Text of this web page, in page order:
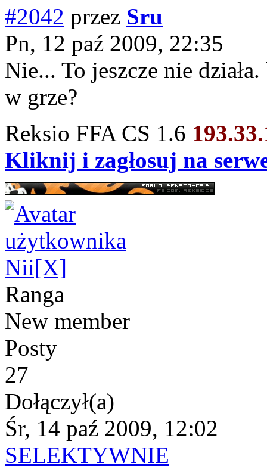
#2042 przez Sru
Pn, 12 paź 2009, 22:35
Nie... To jeszcze nie
w grze?
Reksio FFA CS 1.6
Kliknij i zagłosuj na
Nii[X]
Ranga
New member
Posty
27
Dołączył(a)
Śr, 14 paź 2009, 12:02
SELEKTYWNIE